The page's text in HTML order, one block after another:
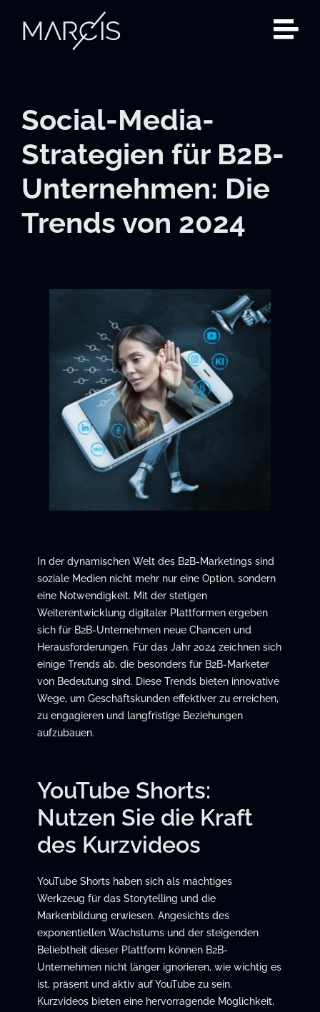
Inhalt
springen
Social-Media-
Strategien für B2B-
Unternehmen: Die
Trends von 2024
In der dynamischen Welt des B2B-Marketings sind
soziale Medien nicht mehr nur eine Option, sondern
eine Notwendigkeit. Mit der stetigen
Weiterentwicklung digitaler Plattformen ergeben
sich für B2B-Unternehmen neue Chancen und
Herausforderungen. Für das Jahr 2024 zeichnen sich
einige Trends ab, die besonders für B2B-Marketer
von Bedeutung sind. Diese Trends bieten innovative
Wege, um Geschäftskunden effektiver zu erreichen,
zu engagieren und langfristige Beziehungen
aufzubauen.
YouTube Shorts:
Nutzen Sie die Kraft
des Kurzvideos
YouTube Shorts haben sich als mächtiges
Werkzeug für das Storytelling und die
Markenbildung erwiesen. Angesichts des
exponentiellen Wachstums und der steigenden
Beliebtheit dieser Plattform können B2B-
Unternehmen nicht länger ignorieren, wie wichtig es
ist, präsent und aktiv auf YouTube zu sein.
Kurzvideos bieten eine hervorragende Möglichkeit,